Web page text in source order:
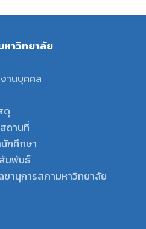
หาวิทยาลัย
านบุคคล
ดุ
ถานที่
กศึกษา
มพันธ์
ขานุการสภามหาวิทยาลัย